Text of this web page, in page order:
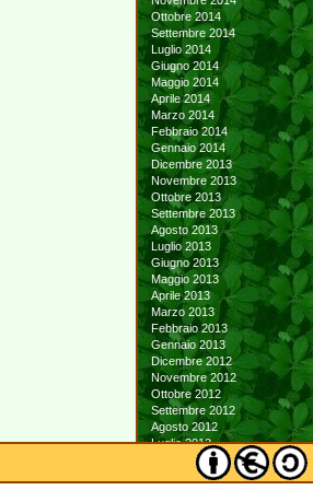
Ottobre 2014
Settembre 2014
Luglio 2014
Giugno 2014
Maggio 2014
Aprile 2014
Marzo 2014
Febbraio 2014
Gennaio 2014
Dicembre 2013
Novembre 2013
Ottobre 2013
Settembre 2013
Agosto 2013
Luglio 2013
Giugno 2013
Maggio 2013
Aprile 2013
Marzo 2013
Febbraio 2013
Gennaio 2013
Dicembre 2012
Novembre 2012
Ottobre 2012
Settembre 2012
Agosto 2012
Luglio 2012
Giugno 2012
Maggio 2012